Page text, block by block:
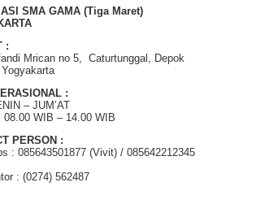
SMA GAMA (Tiga Maret)
:
Mrican no 5, Caturtunggal, Depok
:
– JUM’AT
08.00 WIB – 14.00 WIB
PERSON :
: 085643501877 (Vivit) / 085642212345
: (0274) 562487